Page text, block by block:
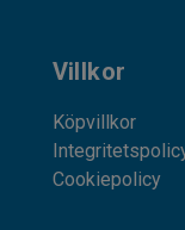
Villkor
Köpvillkor
Cookiepolicy